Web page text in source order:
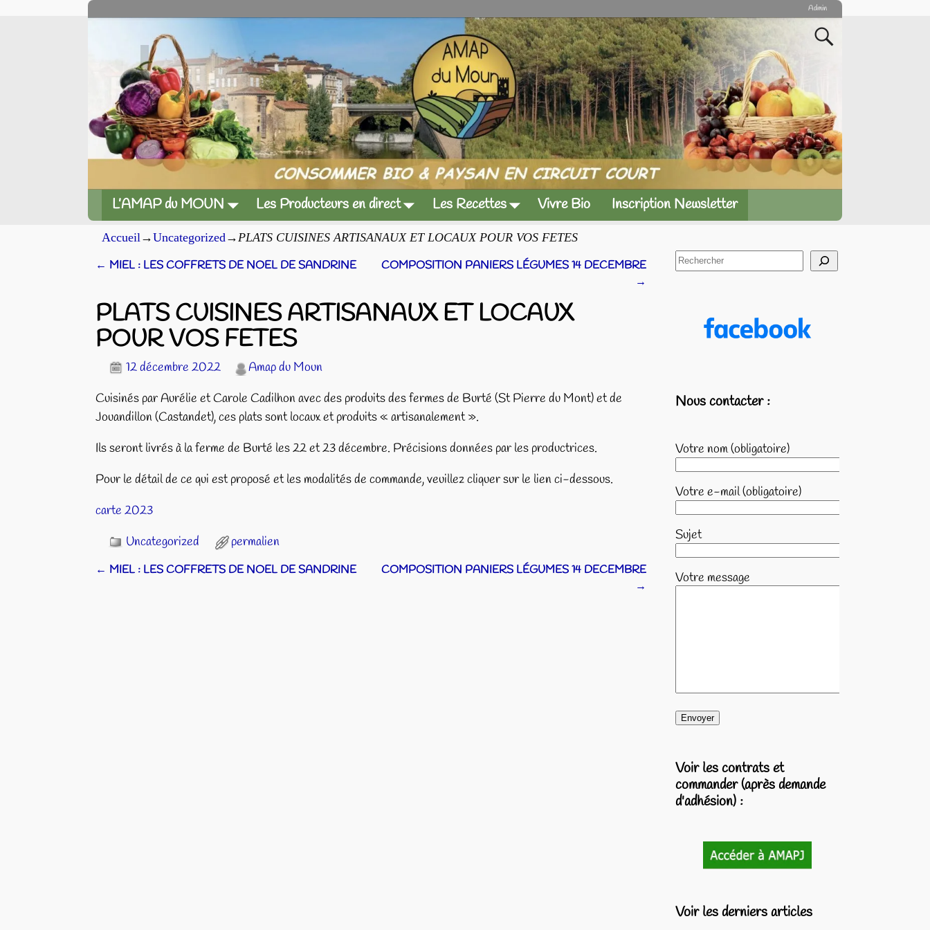
Admin
L’AMAP du MOUN Les Producteurs en direct Les Recettes Vivre Bio Inscription Newsletter
Accueil →Uncategorized → PLATS CUISINES ARTISANAUX ET LOCAUX POUR VOS FETES
← MIEL : LES COFFRETS DE NOEL DE SANDRINE
COMPOSITION PANIERS LÉGUMES 14 DECEMBRE
→
PLATS CUISINES ARTISANAUX ET LOCAUX
POUR VOS FETES
12 décembre 2022
Amap du Moun
Cuisinés par Aurélie et Carole Cadilhon avec des produits des fermes de Burté (St Pierre du Mont) et de
Jouandillon (Castandet), ces plats sont locaux et produits « artisanalement ».
Ils seront livrés à la ferme de Burté les 22 et 23 décembre. Précisions données par les productrices.
Pour le détail de ce qui est proposé et les modalités de commande, veuillez cliquer sur le lien ci-dessous.
carte 2023
Uncategorized
permalien
← MIEL : LES COFFRETS DE NOEL DE SANDRINE
COMPOSITION PANIERS LÉGUMES 14 DECEMBRE
→
Nous contacter :
Votre nom (obligatoire)
Votre e-mail (obligatoire)
Sujet
Votre message
Voir les contrats et
commander (après demande
d'adhésion) :
Voir les derniers articles